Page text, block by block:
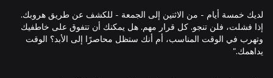
لديك خمسة أيام - من الاثنين إلى الجمعة - للكشف عن طريق هروبك.
إذا فشلت، فلن تنجو. كل قرار مهم. هل يمكنك أن تتفوق على خاطفيك
وتهرب في الوقت المناسب، أم أنك ستظل محاصرًا إلى الأبد؟ الوقت
يداهمك."